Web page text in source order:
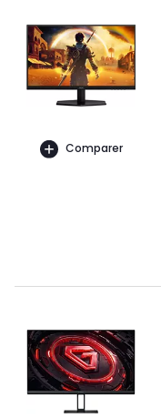
Comparer